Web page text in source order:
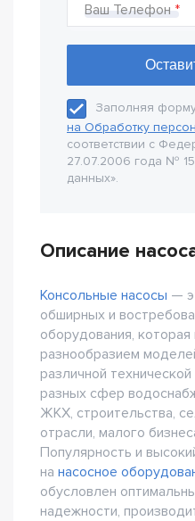
Ваш Телефон
Заполняя
на Обработку
соответствии с
27.07.2006 года №
данных».
Описание
Консольные насосы —
обширных и
оборудования,
разнообразием
различной
разных сфер
ЖКХ, строительства,
отрасли, малого
Популярность и
на насосное
обусловлен
надежности,